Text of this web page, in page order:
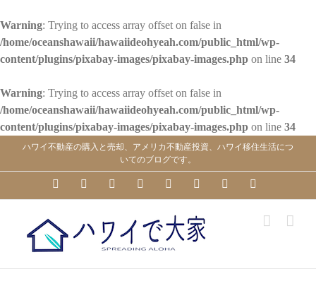
Warning: Trying to access array offset on false in
/home/oceanshawaii/hawaiideohyeah.com/public_html/wp-
content/plugins/pixabay-images/pixabay-images.php on line 34
Warning: Trying to access array offset on false in
/home/oceanshawaii/hawaiideohyeah.com/public_html/wp-
content/plugins/pixabay-images/pixabay-images.php on line 34
ハワイ不動産の購入と売却、アメリカ不動産投資、ハワイ移住生活につ
いてのブログです。
YouTubeFacebookInstagramLinkedInSkype PinterestTumblr